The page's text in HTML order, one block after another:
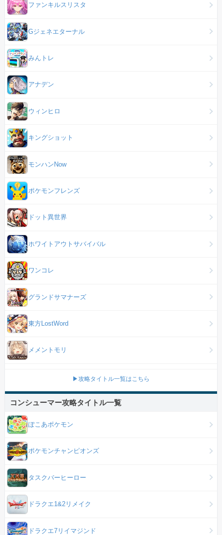
ファンキルスリスタ
Gジェネエターナル
みんトレ
アナデン
ウィンヒロ
キングショット
モンハンNow
ポケモンフレンズ
ドット異世界
ホワイトアウトサバイバル
ワンコレ
グランドサマナーズ
東方LostWord
メメントモリ
▶攻略タイトル一覧はこちら
コンシューマー攻略タイトル一覧
ぽこあポケモン
ポケモンチャンピオンズ
タスクバーヒーロー
ドラクエ1&2リメイク
ドラクエ7リイマジンド